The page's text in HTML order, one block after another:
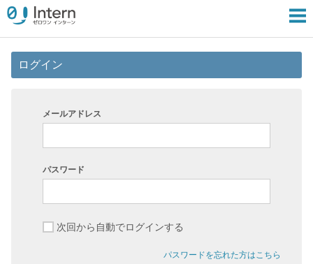
ログイン
メールアドレス
パスワード
次回から自動でログインする
パスワードを忘れた方はこちら